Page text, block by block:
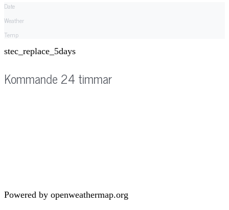
Date
Weather
Temp
stec_replace_5days
Kommande 24 timmar
Powered by openweathermap.org